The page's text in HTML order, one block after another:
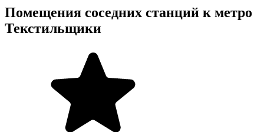
Помещения соседних станций к метро
Текстильщики